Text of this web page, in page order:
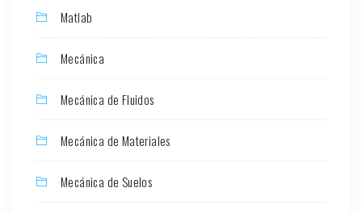
Matlab
Mecánica
Mecánica de Fluidos
Mecánica de Materiales
Mecánica de Suelos